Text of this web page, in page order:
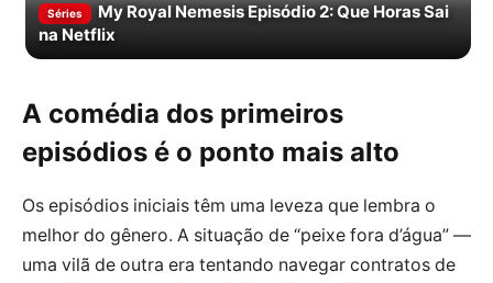
Séries
My Royal Nemesis Episódio 2: Que Horas Sai
na Netflix
A comédia dos primeiros
episódios é o ponto mais alto
Os episódios iniciais têm uma leveza que lembra o
melhor do gênero. A situação de “peixe fora d’água” —
uma vilã de outra era tentando navegar contratos de